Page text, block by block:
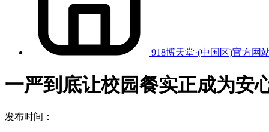
918博天堂·(中国区)官方网
一严到底让校园餐实正成为安
发布时间：